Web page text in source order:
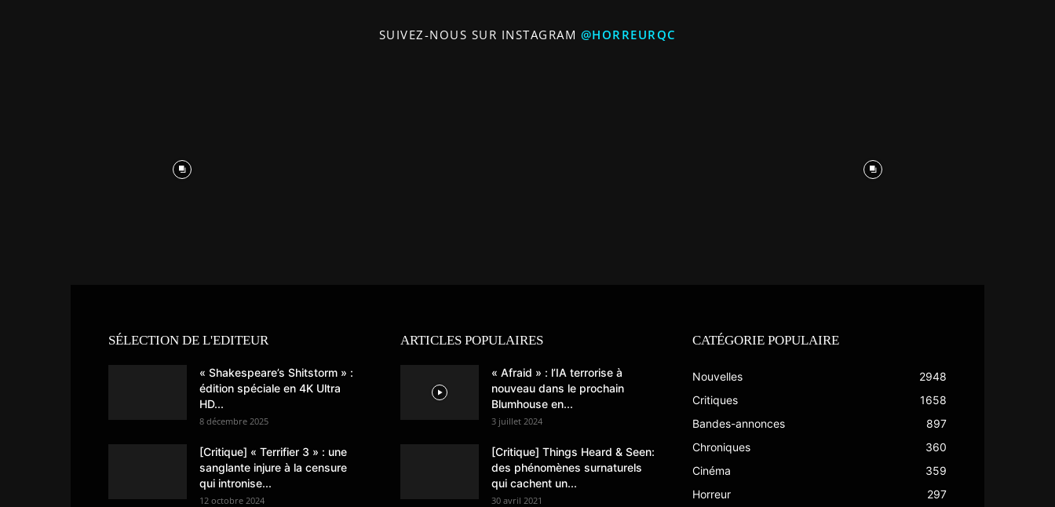
SUIVEZ-NOUS SUR INSTAGRAM @HORREURQC
SÉLECTION DE L'EDITEUR
« Shakespeare’s Shitstorm » :
édition spéciale en 4K Ultra
HD...
8 décembre 2025
[Critique] « Terrifier 3 » : une
sanglante injure à la censure
qui intronise...
12 octobre 2024
ARTICLES POPULAIRES
« Afraid » : l’IA terrorise à
nouveau dans le prochain
Blumhouse en...
3 juillet 2024
[Critique] Things Heard & Seen:
des phénomènes surnaturels
qui cachent un...
30 avril 2021
CATÉGORIE POPULAIRE
Nouvelles
2948
Critiques
1658
Bandes-annonces
897
Chroniques
360
Cinéma
359
Horreur
297